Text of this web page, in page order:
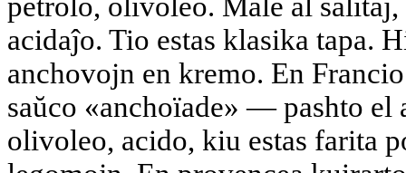
acidaĵo. Tio estas klasika tapa.
anchovojn en kremo. En
saŭco «anchoïade» — pashto el
olivoleo, acido, kiu estas farita